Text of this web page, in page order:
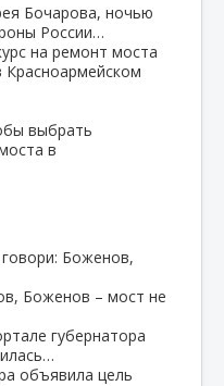
Бочарова, ночью
России…
на ремонт моста
Красноармейском
выбрать
в
Боженов,
губернатора
объявила цель